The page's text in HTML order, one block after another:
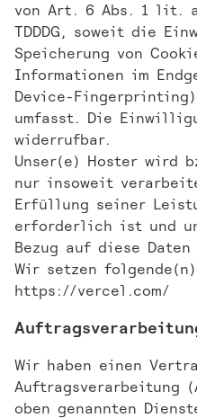
von Art. 6 Abs. 1 lit. a
TDDDG, soweit die
Speicherung von
Informationen im
Device-Fingerprinting)
umfasst. Die
widerrufbar.
Unser(e) Hoster wird
nur insoweit
Erfüllung seiner
erforderlich ist und
Bezug auf diese
Wir setzen
https://vercel.com/
Wir haben einen
Auftragsverarbeitung
oben genannten